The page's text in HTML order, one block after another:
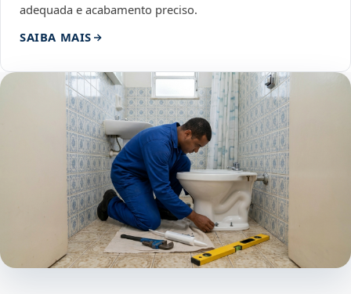
adequada e acabamento preciso.
SAIBA MAIS